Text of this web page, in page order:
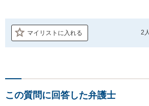
マイリストに入れる 2
この質問に回答した弁護士